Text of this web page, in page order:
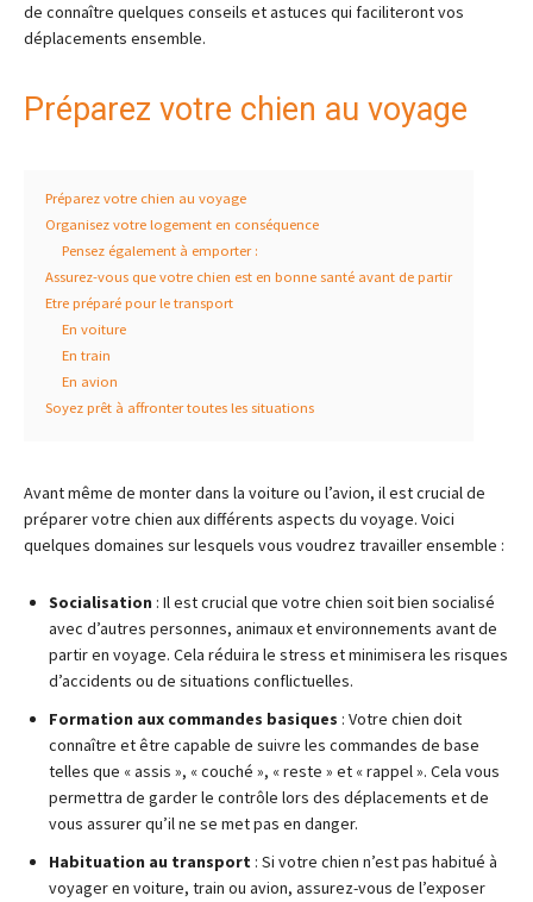
de connaître quelques conseils et astuces qui faciliteront vos
déplacements ensemble.
Préparez votre chien au voyage
Préparez votre chien au voyage
Organisez votre logement en conséquence
Pensez également à emporter :
Assurez-vous que votre chien est en bonne santé avant de partir
Etre préparé pour le transport
En voiture
En train
En avion
Soyez prêt à affronter toutes les situations
Avant même de monter dans la voiture ou l’avion, il est crucial de
préparer votre chien aux différents aspects du voyage. Voici
quelques domaines sur lesquels vous voudrez travailler ensemble :
Socialisation : Il est crucial que votre chien soit bien socialisé
avec d’autres personnes, animaux et environnements avant de
partir en voyage. Cela réduira le stress et minimisera les risques
d’accidents ou de situations conflictuelles.
Formation aux commandes basiques : Votre chien doit
connaître et être capable de suivre les commandes de base
telles que « assis », « couché », « reste » et « rappel ». Cela vous
permettra de garder le contrôle lors des déplacements et de
vous assurer qu’il ne se met pas en danger.
Habituation au transport : Si votre chien n’est pas habitué à
voyager en voiture, train ou avion, assurez-vous de l’exposer